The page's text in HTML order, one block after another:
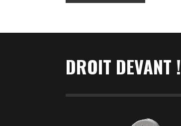
DROIT DEVANT !